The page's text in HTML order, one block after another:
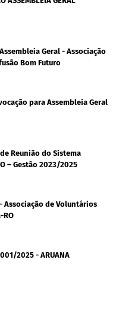
Geral - Associação
Bom Futuro
para Assembleia Geral
Reunião do Sistema
– Gestão 2023/2025
Associação de Voluntários
RO
2025 - ARUANA